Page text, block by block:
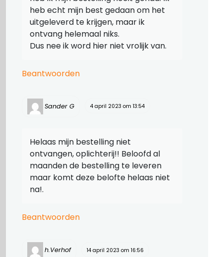
heb echt mijn best gedaan om het
uitgeleverd te krijgen, maar ik
ontvang helemaal niks.
Dus nee ik word hier niet vrolijk van.
Beantwoorden
Sander G 4 april 2023 om 13:54
Helaas mijn bestelling niet
ontvangen, oplichterij!! Beloofd al
maanden de bestelling te leveren
maar komt deze belofte helaas niet
na!.
Beantwoorden
h.Verhof 14 april 2023 om 16:56